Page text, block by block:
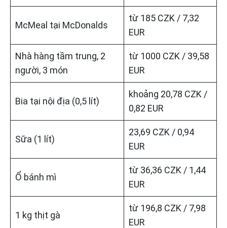
McMeal tại McDonalds
từ 185 CZK / 7,32
EUR
Nhà hàng tầm trung, 2
người, 3 món
từ 1000 CZK / 39,58
EUR
Bia tại nội địa (0,5 lít)
khoảng 20,78 CZK /
0,82 EUR
Sữa (1 lít)
23,69 CZK / 0,94
EUR
Ổ bánh mì
từ 36,36 CZK / 1,44
EUR
1 kg thịt gà
từ 196,8 CZK / 7,98
EUR